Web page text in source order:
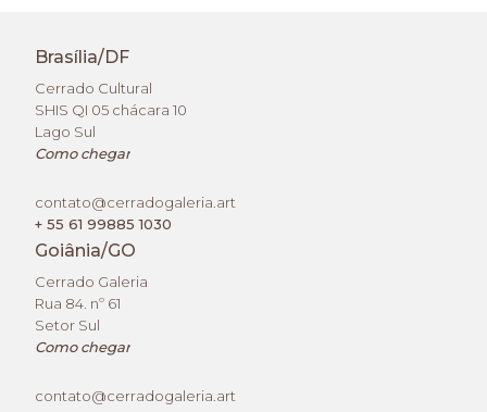
Brasília/DF
Cerrado Cultural
SHIS QI 05 chácara 10
Lago Sul
Como chegar
contato@cerradogaleria.art
+ 55 61 99885 1030
Goiânia/GO
Cerrado Galeria
Rua 84. nº 61
Setor Sul
Como chegar
contato@cerradogaleria.art